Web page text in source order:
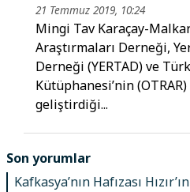
21 Temmuz 2019, 10:24
Mingi Tav Karaçay-
Araştırmaları Derneği,
Derneği (YERTAD) ve
Kütüphanesi’nin
geliştirdiği...
Son yorumlar
Kafkasya’nın Hafızası